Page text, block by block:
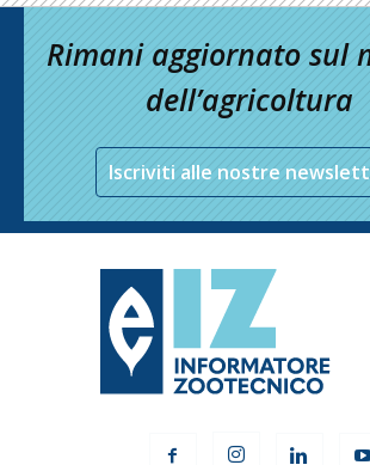
Rimani aggiornato sul
dell’agricoltura
Iscriviti alle nostre